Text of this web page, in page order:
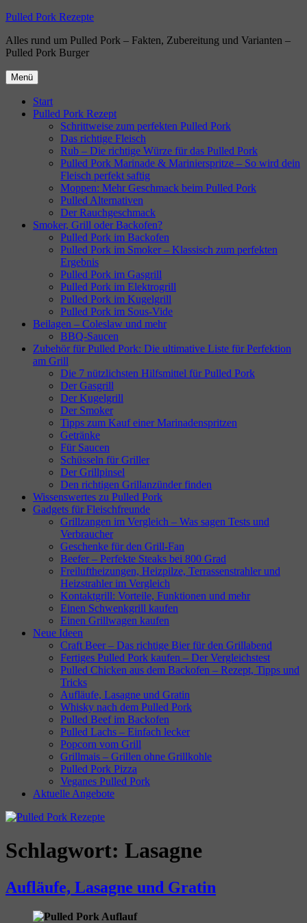
Zum
springen
Pulled Pork Rezepte
Alles rund um Pulled Pork – Fakten, Zubereitung und Varianten –
Pulled Pork Burger
Menü
Start
Pulled Pork Rezept
Schrittweise zum perfekten Pulled Pork
Das richtige Fleisch
Rub – Die richtige Würze für das Pulled Pork
Pulled Pork Marinade & Marinierspritze – So wird dein
Fleisch perfekt saftig
Moppen: Mehr Geschmack beim Pulled Pork
Pulled Alternativen
Der Rauchgeschmack
Smoker, Grill oder Backofen?
Pulled Pork im Backofen
Pulled Pork im Smoker – Klassisch zum perfekten
Ergebnis
Pulled Pork im Gasgrill
Pulled Pork im Elektrogrill
Pulled Pork im Kugelgrill
Pulled Pork im Sous-Vide
Beilagen – Coleslaw und mehr
BBQ-Saucen
Zubehör für Pulled Pork: Die ultimative Liste für Perfektion
am Grill
Die 7 nützlichsten Hilfsmittel für Pulled Pork
Der Gasgrill
Der Kugelgrill
Der Smoker
Tipps zum Kauf einer Marinadenspritzen
Getränke
Für Saucen
Schüsseln für Griller
Der Grillpinsel
Den richtigen Grillanzünder finden
Wissenswertes zu Pulled Pork
Gadgets für Fleischfreunde
Grillzangen im Vergleich – Was sagen Tests und
Verbraucher
Geschenke für den Grill-Fan
Beefer – Perfekte Steaks bei 800 Grad
Freiluftheizungen, Heizpilze, Terrassenstrahler und
Heizstrahler im Vergleich
Kontaktgrill: Vorteile, Funktionen und mehr
Einen Schwenkgrill kaufen
Einen Grillwagen kaufen
Neue Ideen
Craft Beer – Das richtige Bier für den Grillabend
Fertiges Pulled Pork kaufen – Der Vergleichstest
Pulled Chicken aus dem Backofen – Rezept, Tipps und
Tricks
Aufläufe, Lasagne und Gratin
Whisky nach dem Pulled Pork
Pulled Beef im Backofen
Pulled Lachs – Einfach lecker
Popcorn vom Grill
Grillmais – Grillen ohne Grillkohle
Pulled Pork Pizza
Veganes Pulled Pork
Aktuelle Angebote
Schlagwort: Lasagne
Aufläufe, Lasagne und Gratin